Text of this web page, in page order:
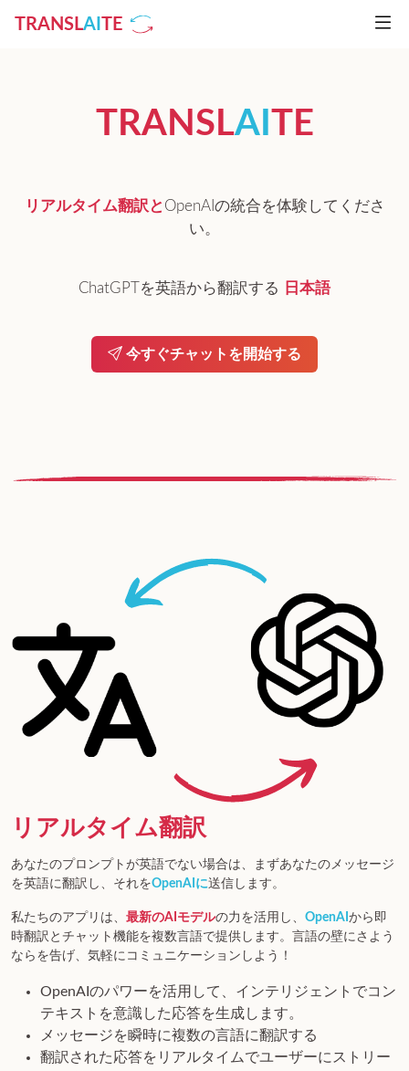
TRANSLAI TE
TRANSLAI TE
リアルタイム翻訳と OpenAIの統合を体験してくださ
い。
ChatGPTを英語から翻訳する 日本語
今すぐチャットを開始する
リアルタイム翻訳
あなたのプロンプトが英語でない場合は、まずあなたのメッセージ
を英語に翻訳し、それをOpenAIに送信します。
私たちのアプリは、 最新のAIモデルの力を活用し、 OpenAI から即
時翻訳とチャット機能を複数言語で提供します。言語の壁にさよう
ならを告げ、気軽にコミュニケーションしよう！
OpenAIのパワーを活用して、インテリジェントでコン
テキストを意識した応答を生成します。
メッセージを瞬時に複数の言語に翻訳する
翻訳された応答をリアルタイムでユーザーにストリー